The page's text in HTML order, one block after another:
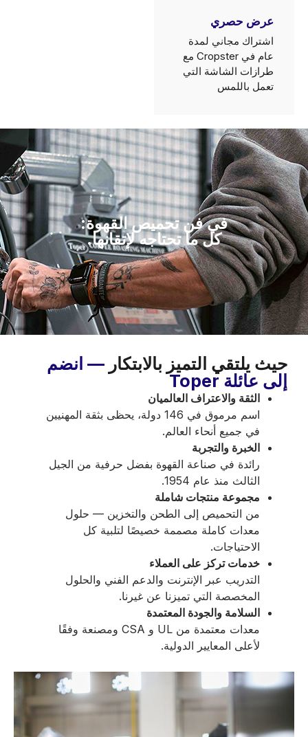
عرض حصري
اشتراك مجاني لمدة
عام في Cropster مع
طرازات الشاشة التي
تعمل باللمس
في فن تحميص القهوة:
كل ما تحتاجه لإتقانها.
حيث يلتقي التميز بالابتكار — انضم
إلى عائلة Toper
الثقة والاعتراف العالميان
اسم مرموق في 146 دولة، يحظى بثقة المهنيين
في جميع أنحاء العالم.
الخبرة والتجربة
رائدة في صناعة القهوة بفضل حرفية من الجيل
الثالث منذ عام 1954.
مجموعة منتجات شاملة
من التحميص إلى الطحن والتخزين — حلول
معدات كاملة مصممة خصيصًا لتلبية كل
الاحتياجات.
خدمات تركز على العملاء
التدريب عبر الإنترنت والدعم الفني والحلول
المخصصة التي تميزنا عن غيرنا.
السلامة والجودة المعتمدة
معدات معتمدة من UL و CSA ومصنعة وفقًا
لأعلى المعايير الدولية.